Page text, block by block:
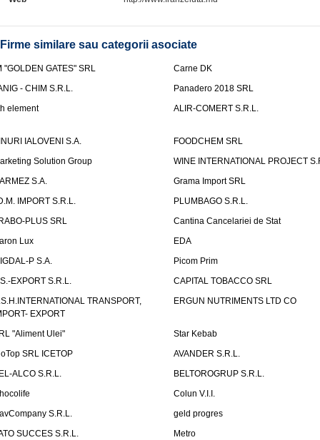
Firme similare sau categorii asociate
"GOLDEN GATES" SRL
Carne DK
- CHIM S.R.L.
Panadero 2018 SRL
element
ALIR-COMERT S.R.L.
IALOVENI S.A.
FOODCHEM SRL
Solution Group
WINE INTERNATIONAL PROJECT
S.A.
Grama Import SRL
IMPORT S.R.L.
PLUMBAGO S.R.L.
PLUS SRL
Cantina Cancelariei de Stat
Lux
EDA
P S.A.
Picom Prim
EXPORT S.R.L.
CAPITAL TOBACCO SRL
TRANSPORT,
EXPORT
ERGUN NUTRIMENTS LTD CO
"Aliment Ulei"
Star Kebab
SRL ICETOP
AVANDER S.R.L.
ALCO S.R.L.
BELTOROGRUP S.R.L.
Colun V.I.I.
S.R.L.
geld progres
SUCCES S.R.L.
Metro